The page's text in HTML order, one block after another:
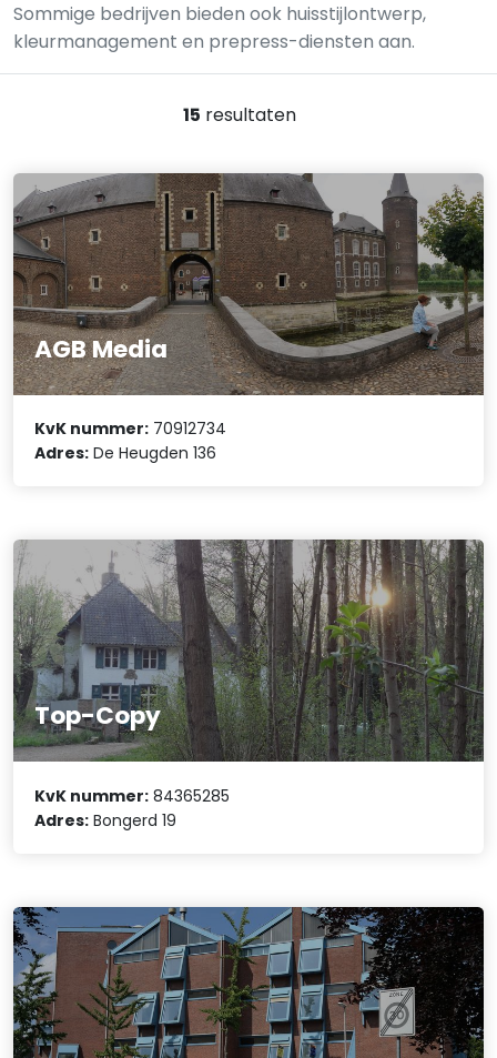
Sommige bedrijven bieden ook huisstijlontwerp,
kleurmanagement en prepress-diensten aan.
15 resultaten
AGB Media
KvK nummer: 70912734
Adres: De Heugden 136
Top-Copy
KvK nummer: 84365285
Adres: Bongerd 19